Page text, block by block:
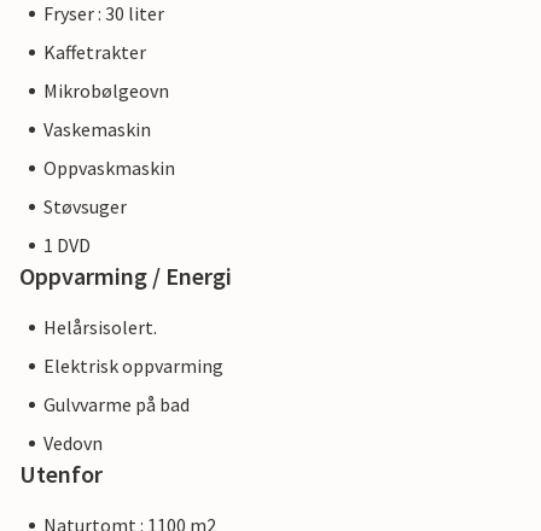
Fryser : 30 liter
Kaffetrakter
Mikrobølgeovn
Vaskemaskin
Oppvaskmaskin
Støvsuger
1 DVD
Oppvarming / Energi
Helårsisolert.
Elektrisk oppvarming
Gulvvarme på bad
Vedovn
Utenfor
Naturtomt : 1100 m2